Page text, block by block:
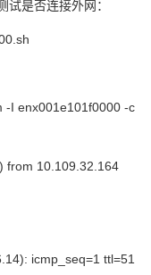
试是否连接外网：
.sh
-I enx001e101f0000 -c
from 10.109.32.164
icmp_seq=1 ttl=51